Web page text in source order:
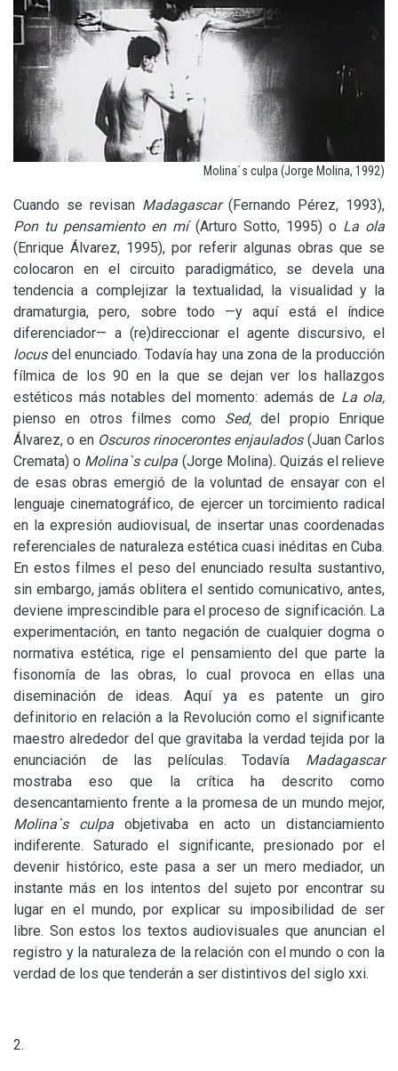
Molina´s culpa (Jorge Molina, 1992)
Cuando se revisan Madagascar(Fernando Pérez, 1993),
Pon tu pensamiento en mí(Arturo Sotto, 1995) o La ola
(Enrique Álvarez, 1995), por referir algunas obras que se
colocaron en el circuito paradigmático, se devela una
tendencia a complejizar la textualidad, la visualidad y la
dramaturgia, pero, sobre todo —y aquí está el índice
diferenciador— a (re)direccionar el agente discursivo, el
locus del enunciado. Todavía hay una zona de la producción
fílmica de los 90 en la que se dejan ver los hallazgos
estéticos más notables del momento: además de La ola,
pienso en otros filmes como Sed,del propio Enrique
Álvarez, o en Oscuros rinocerontes enjaulados (Juan Carlos
Cremata) o Molina`s culpa (Jorge Molina). Quizás el relieve
de esas obras emergió de la voluntad de ensayar con el
lenguaje cinematográfico, de ejercer un torcimiento radical
en la expresión audiovisual, de insertar unas coordenadas
referenciales de naturaleza estética cuasi inéditas en Cuba.
En estos filmes el peso del enunciado resulta sustantivo,
sin embargo, jamás oblitera el sentido comunicativo, antes,
deviene imprescindible para el proceso de significación. La
experimentación, en tanto negación de cualquier dogma o
normativa estética, rige el pensamiento del que parte la
fisonomía de las obras, lo cual provoca en ellas una
diseminación de ideas. Aquí ya es patente un giro
definitorio en relación a la Revolución como el significante
maestro alrededor del que gravitaba la verdad tejida por la
enunciación de las películas. Todavía Madagascar
mostraba eso que la crítica ha descrito como
desencantamiento frente a la promesa de un mundo mejor,
Molina`s culpaobjetivaba en acto un distanciamiento
indiferente. Saturado el significante, presionado por el
devenir histórico, este pasa a ser un mero mediador, un
instante más en los intentos del sujeto por encontrar su
lugar en el mundo, por explicar su imposibilidad de ser
libre. Son estos los textos audiovisuales que anuncian el
registro y la naturaleza de la relación con el mundo o con la
verdad de los que tenderán a ser distintivos del siglo xxi.
2.